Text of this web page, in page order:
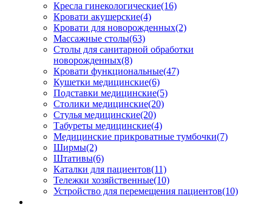
Кресла гинекологические(16)
Кровати акушерские(4)
Кровати для новорожденных(2)
Массажные столы(63)
Столы для санитарной обработки
новорожденных(8)
Кровати функциональные(47)
Кушетки медицинские(6)
Подставки медицинские(5)
Столики медицинские(20)
Стулья медицинские(20)
Табуреты медицинские(4)
Медицинские прикроватные тумбочки(7)
Ширмы(2)
Штативы(6)
Каталки для пациентов(11)
Тележки хозяйственные(10)
Устройство для перемещения пациентов(10)